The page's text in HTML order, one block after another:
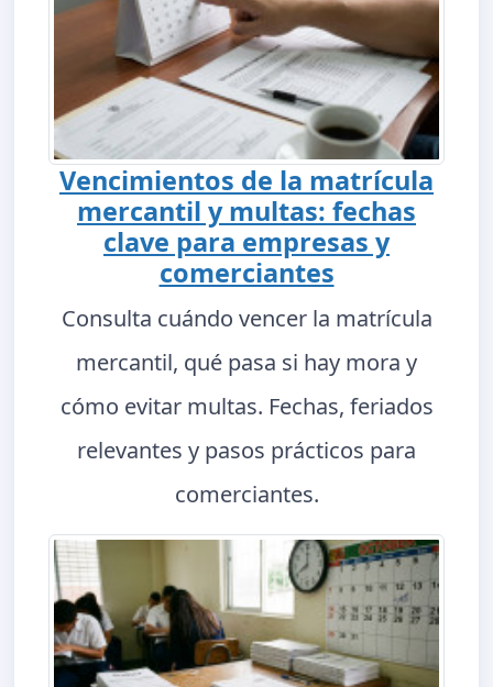
Vencimientos de la matrícula
mercantil y multas: fechas
clave para empresas y
comerciantes
Consulta cuándo vencer la matrícula
mercantil, qué pasa si hay mora y
cómo evitar multas. Fechas, feriados
relevantes y pasos prácticos para
comerciantes.